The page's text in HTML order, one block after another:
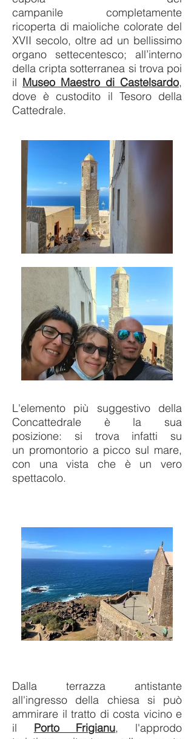
campanile completamente
ricoperta di maioliche colorate del
XVII secolo, oltre ad un bellissimo
organo settecentesco; all’interno
della cripta sotterranea si trova poi
il Museo Maestro di Castelsardo,
dove è custodito il Tesoro della
Cattedrale.
L'elemento più suggestivo della
Concattedrale è la sua
posizione: si trova infatti su
un promontorio a picco sul mare,
con una vista che è un vero
spettacolo.
Dalla terrazza antistante
all'ingresso della chiesa si può
ammirare il tratto di costa vicino e
il Porto Frigianu, l'approdo